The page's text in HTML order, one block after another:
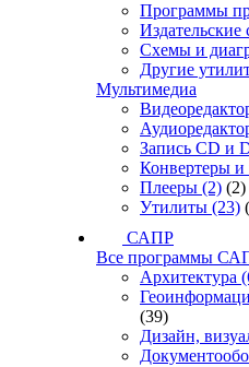
Программы
Издательские
Схемы и
Другие
Мультимедиа
Запись CD и
Конвертеры
Плееры (2) (2)
Утилиты (23)
САПР
Все программы
Архитектура
(39)
Дизайн,